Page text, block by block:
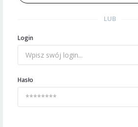
LUB
Login
Hasło